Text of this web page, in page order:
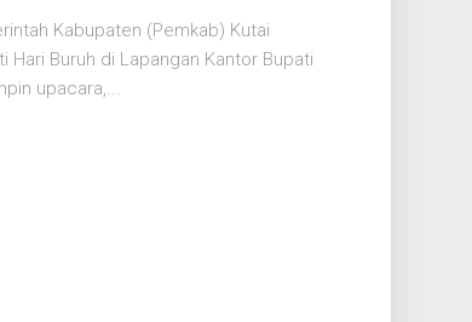
Kabupaten (Pemkab) Kutai
Buruh di Lapangan Kantor Bupati
upacara,...